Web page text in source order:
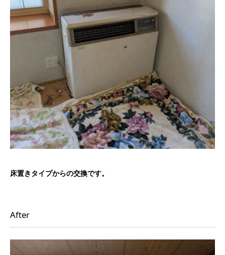
床置きタイプからの交換です。
After